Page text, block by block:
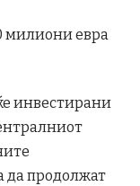
милиони евра
инвестирани
да продолжат